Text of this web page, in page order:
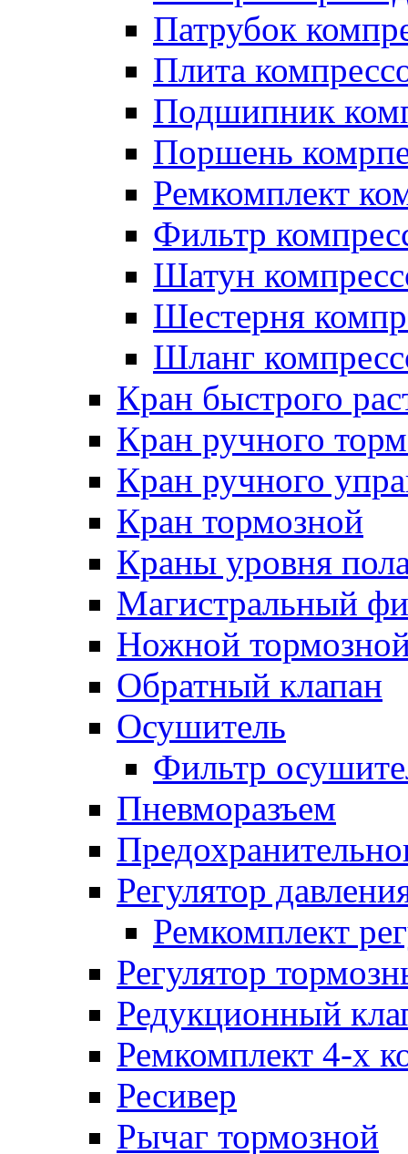
Патрубок
Плита
Подшипник
Поршень
Ремкомплект
Фильтр
Шатун
Шестерня
Шланг
Кран быстрого
Кран ручного
Кран ручного
Кран тормозной
Краны уровня
Магистральный
Ножной
Обратный клапан
Осушитель
Фильтр
Пневморазъем
Регулятор
Ремкомплект
Регулятор
Редукционный
Ремкомплект 4-х
Ресивер
Рычаг тормозной